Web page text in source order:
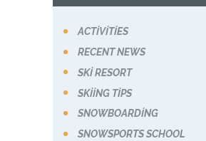
ACTIVITIES
RECENT NEWS
SKI RESORT
SKIING TIPS
SNOWBOARDING
SNOWSPORTS SCHOOL